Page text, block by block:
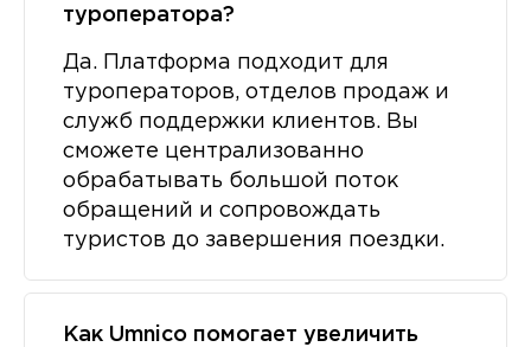
туроператора?
Да. Платформа подходит для
туроператоров, отделов продаж и
служб поддержки клиентов. Вы
сможете централизованно
обрабатывать большой поток
обращений и сопровождать
туристов до завершения поездки.
Как Umnico помогает увеличить